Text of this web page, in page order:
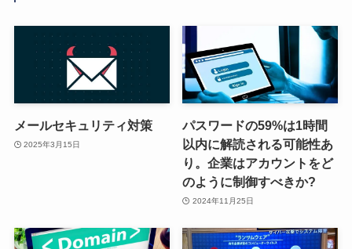
メールセキュリティ対策
2025年3月15日
パスワードの59%は1時間
以内に解読される可能性あ
り。企業はアカウントをど
のように制御すべきか?
2024年11月25日